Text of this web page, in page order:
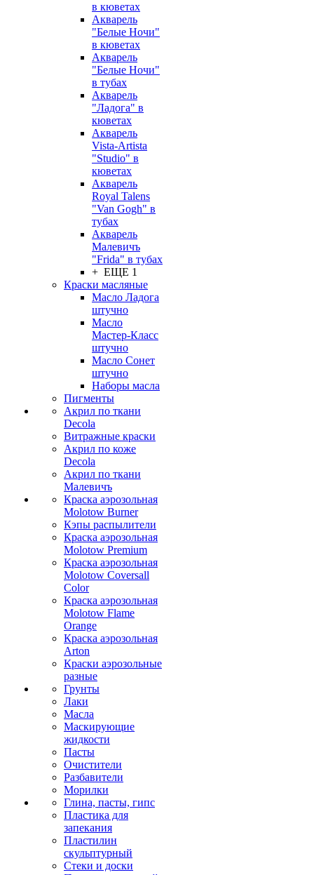
в кюветах
Акварель
"Белые Ночи"
в кюветах
Акварель
"Белые Ночи"
в тубах
Акварель
"Ладога" в
кюветах
Акварель
Vista-Artista
"Studio" в
кюветах
Акварель
Royal Talens
"Van Gogh" в
тубах
Акварель
Малевичъ
"Frida" в тубах
+ ЕЩЕ 1
Краски масляные
Масло Ладога
штучно
Масло
Мастер-Класс
штучно
Масло Сонет
штучно
Наборы масла
Пигменты
Акрил по ткани
Decola
Витражные краски
Акрил по коже
Decola
Акрил по ткани
Малевичъ
Краска аэрозольная
Molotow Burner
Кэпы распылители
Краска аэрозольная
Molotow Premium
Краска аэрозольная
Molotow Coversall
Color
Краска аэрозольная
Molotow Flame
Orange
Краска аэрозольная
Arton
Краски аэрозольные
разные
Грунты
Лаки
Масла
Маскирующие
жидкости
Пасты
Очистители
Разбавители
Морилки
Глина, пасты, гипс
Пластика для
запекания
Пластилин
скульптурный
Стеки и доски